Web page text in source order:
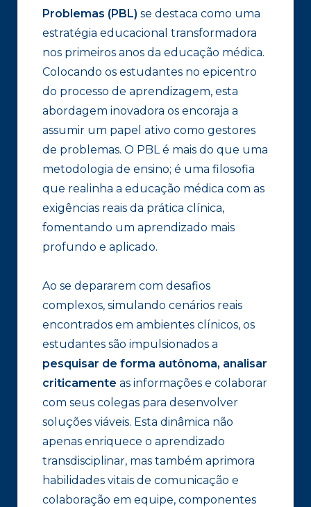
Problemas (PBL) se destaca como uma
estratégia educacional transformadora
nos primeiros anos da educação médica.
Colocando os estudantes no epicentro
do processo de aprendizagem, esta
abordagem inovadora os encoraja a
assumir um papel ativo como gestores
de problemas. O PBL é mais do que uma
metodologia de ensino; é uma filosofia
que realinha a educação médica com as
exigências reais da prática clínica,
fomentando um aprendizado mais
profundo e aplicado.
Ao se depararem com desafios
complexos, simulando cenários reais
encontrados em ambientes clínicos, os
estudantes são impulsionados a
pesquisar de forma autônoma, analisar
criticamente as informações e colaborar
com seus colegas para desenvolver
soluções viáveis. Esta dinâmica não
apenas enriquece o aprendizado
transdisciplinar, mas também aprimora
habilidades vitais de comunicação e
colaboração em equipe, componentes